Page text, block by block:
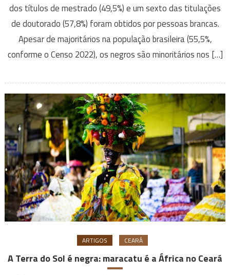
dos títulos de mestrado (49,5%) e um sexto das titulações
de doutorado (57,8%) foram obtidos por pessoas brancas.
Apesar de majoritários na população brasileira (55,5%,
conforme o Censo 2022), os negros são minoritários nos […]
ARTIGOS CEARÁ
A Terra do Sol é negra: maracatu é a África no Ceará